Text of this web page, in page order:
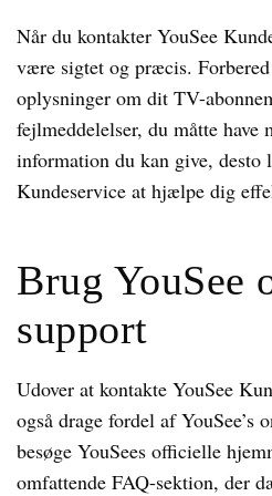
Når du kontakter YouSee
være sigtet og præcis.
oplysninger om dit TV-
fejlmeddelelser, du måtte have
information du kan give, desto
Kundeservice at hjælpe dig
Brug YouSee
support
Udover at kontakte YouSee
også drage fordel af YouSee’s
besøge YouSees officielle
omfattende FAQ-sektion, der